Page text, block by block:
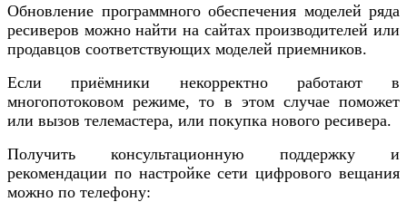
Обновление программного обеспечения моделей ряда
ресиверов можно найти на сайтах производителей или
продавцов соответствующих моделей приемников.
Если приёмники некорректно работают в
многопотоковом режиме, то в этом случае поможет
или вызов телемастера, или покупка нового ресивера.
Получить консультационную поддержку и
рекомендации по настройке сети цифрового вещания
можно по телефону: